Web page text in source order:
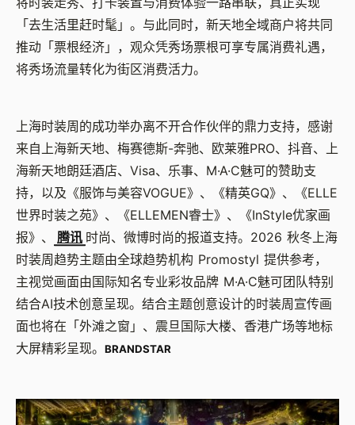
「去生活里赶时髦」。与此同时，新天地全域商户将共同
推动「票根经济」，观众凭秀场票根可享专属消费礼遇，
将秀场流量转化为街区消费活力。
上海时装周的成功举办离不开合作伙伴的鼎力支持，感谢
来自上海新天地、梅赛德斯-奔驰、欧莱雅PRO、抖音、上
海新天地朗廷酒店、 Visa、乐事、 M·A·C魅可的赞助支
持，以及《服饰与美容VOGUE》、《精英GQ》、《ELLE
世界时装之苑》、《ELLEMEN睿士》、《InStyle优家画
报》、
腾讯 时尚、微博时尚的报道支持。 2026 秋冬上海
时装周趋势主题由全球趋势机构 Promostyl 提供参考，
主视觉画面由国际知名专业彩妆品牌 M·A·C魅可团队特别
结合AI技术创意呈现。结合主题创意设计的时装周宣传画
面也将在「外滩之窗」、震旦国际大楼、香港广场等地标
大屏精彩呈现。
BRANDSTAR